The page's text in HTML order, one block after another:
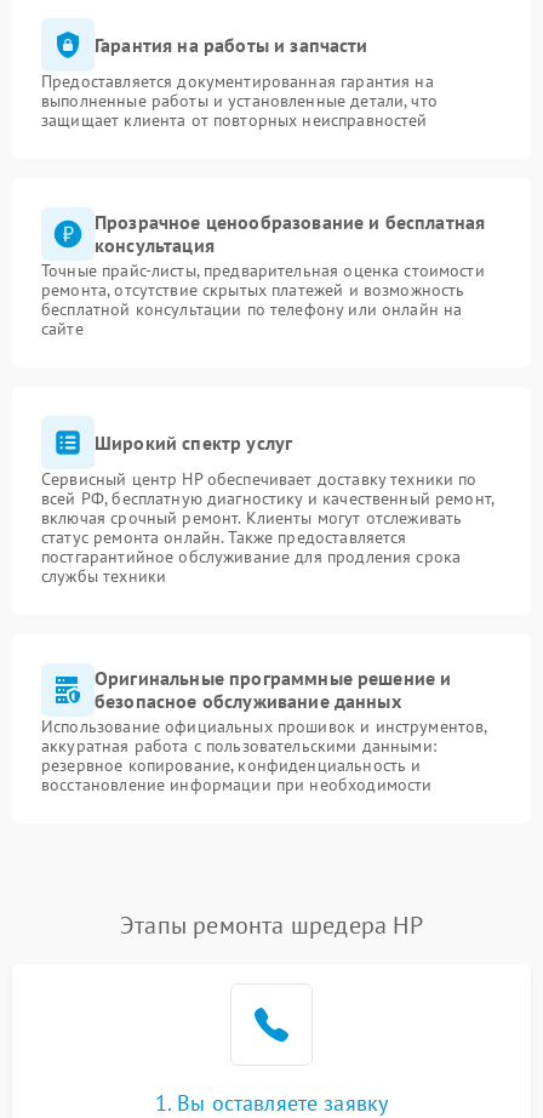
Гарантия на работы и запчасти
Предоставляется документированная гарантия на
выполненные работы и установленные детали, что
защищает клиента от повторных неисправностей
Прозрачное ценообразование и бесплатная
консультация
Точные прайс-листы, предварительная оценка стоимости
ремонта, отсутствие скрытых платежей и возможность
бесплатной консультации по телефону или онлайн на
сайте
Широкий спектр услуг
Сервисный центр HP обеспечивает доставку техники по
всей РФ, бесплатную диагностику и качественный ремонт,
включая срочный ремонт. Клиенты могут отслеживать
статус ремонта онлайн. Также предоставляется
постгарантийное обслуживание для продления срока
службы техники
Оригинальные программные решение и
безопасное обслуживание данных
Использование официальных прошивок и инструментов,
аккуратная работа с пользовательскими данными:
резервное копирование, конфиденциальность и
восстановление информации при необходимости
Этапы ремонта шредера HP
1. Вы оставляете заявку